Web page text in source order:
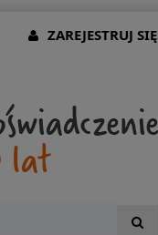
ZAREJESTRUJ SIĘ